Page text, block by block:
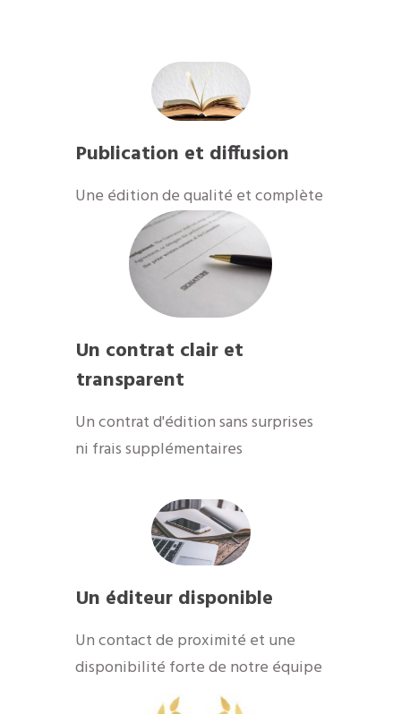
Publication et diffusion
​Une édition de qualité et complète
Un contrat clair et
transparent
Un contrat d'édition sans surprises
ni frais supplémentaires
Un éditeur disponible
​Un contact de proximité et une
disponibilité forte de notre équipe